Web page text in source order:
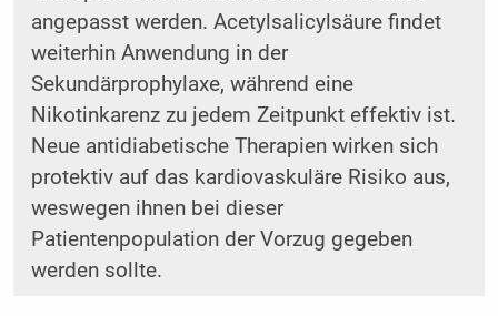
angepasst werden. Acetylsalicylsäure findet
weiterhin Anwendung in der
Sekundärprophylaxe, während eine
Nikotinkarenz zu jedem Zeitpunkt effektiv ist.
Neue antidiabetische Therapien wirken sich
protektiv auf das kardiovaskuläre Risiko aus,
weswegen ihnen bei dieser
Patientenpopulation der Vorzug gegeben
werden sollte.